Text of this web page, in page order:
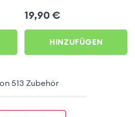
Blue Star
19,90 €
HINZUFÜGEN
513 Zubehör